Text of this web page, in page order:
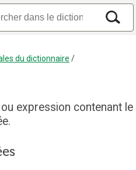
du dictionnaire /
expression contenant le